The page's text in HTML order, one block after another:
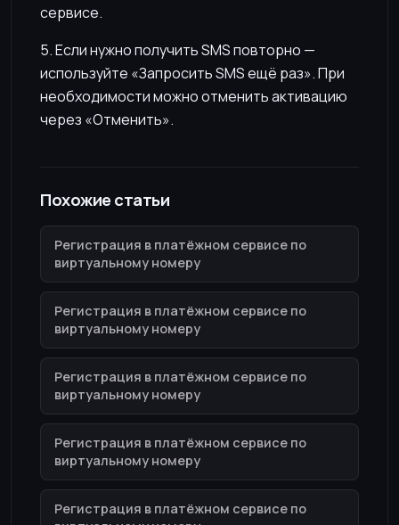
сервисе.
5. Если нужно получить SMS повторно —
используйте «Запросить SMS ещё раз». При
необходимости можно отменить активацию
через «Отменить».
Похожие статьи
Регистрация в платёжном сервисе по
виртуальному номеру
Регистрация в платёжном сервисе по
виртуальному номеру
Регистрация в платёжном сервисе по
виртуальному номеру
Регистрация в платёжном сервисе по
виртуальному номеру
Регистрация в платёжном сервисе по